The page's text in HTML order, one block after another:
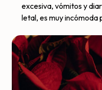
excesiva, vómitos y
letal, es muy incómoda